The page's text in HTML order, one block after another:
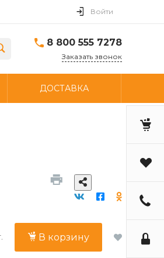
Войти
8 800 555 7278
Заказать звонок
ДОСТАВКА
В корзину